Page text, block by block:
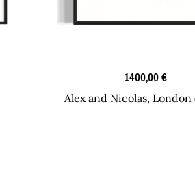
1400,00€
Alex and Nicolas, London